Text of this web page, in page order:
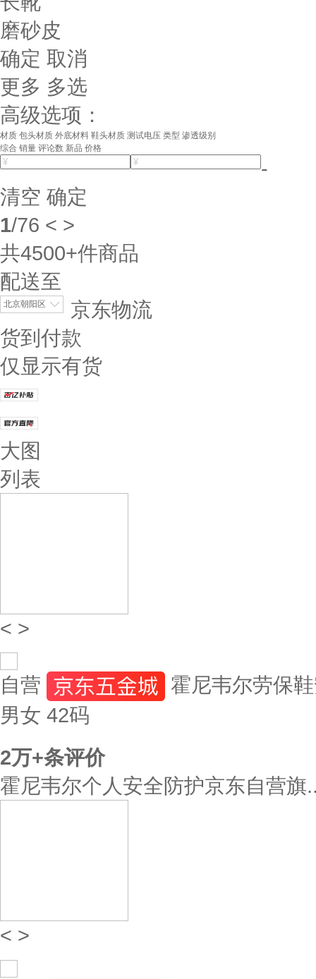
磨砂皮
确定 取消
更多 多选
高级选项：
材质 包头材质 外底材料 鞋头材质 测试电压 类型 渗透级别
综合 销量 评论数 新品 价格
-
清空 确定
1/76 < >
共4500+件商品
配送至
北京朝阳区
京东物流
货到付款
仅显示有货
大图
列表
< >
自营
霍尼韦尔劳保
男女 42码
2万+条评价
霍尼韦尔个人安全防护京东自营旗
< >